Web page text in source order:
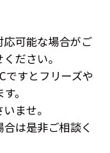
可能な場合がご
ださい。
ですとフリーズや
。
ませ。
は是非ご相談く